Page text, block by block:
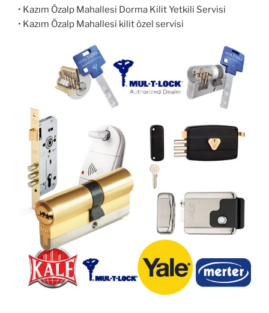
• Kazım Özalp Mahallesi Dorma Kilit Yetkili Servisi
• Kazım Özalp Mahallesi kilit özel servisi